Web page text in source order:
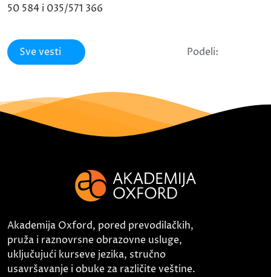
50 584 i 035/571 366
Sve vesti Podeli:
Akademija Oxford, pored prevodilačkih,
pruža i raznovrsne obrazovne usluge,
uključujući kurseve jezika, stručno
usavršavanje i obuke za različite veštine.